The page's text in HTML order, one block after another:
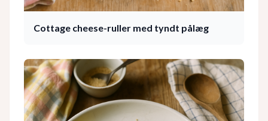
Cottage cheese-ruller med tyndt pålæg